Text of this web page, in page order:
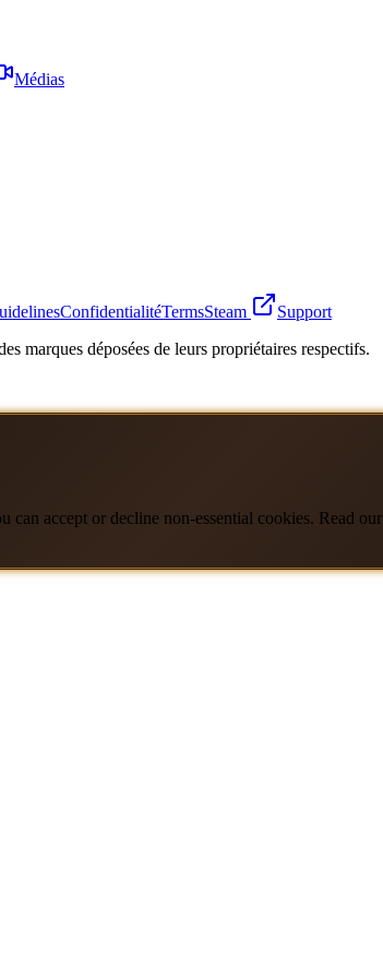
Médias
ConfidentialitéTermsSteam
Support
marques déposées de leurs propriétaires respectifs.
accept or decline non-essential cookies. Read our